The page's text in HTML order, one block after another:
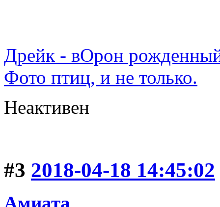
Дрейк - вОрон
Фото птиц, и не только.
Неактивен
#3 2018-04-18 14:45:02
Амиата